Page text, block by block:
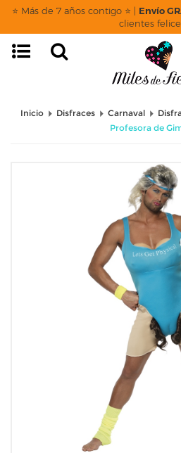
⭐ Más de 7 años contigo ⭐ | Envío
clientes
Inicio Disfraces Carnaval
Profesora de